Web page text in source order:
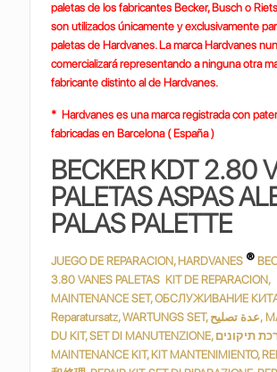
paletas de los fabricantes Becker, Busch o
son utilizados únicamente y exclusivamente
paletas de Hardvanes. La marca Hardvanes
comercializará representando a ninguna otra
fabricante distinto al de Hardvanes.
* Hardvanes es una marca registrada con
fabricadas en Barcelona ( España )
BECKER KDT 2.80
PALETAS ASPAS
PALAS PALETTE
JUEGO DE REPARACION, HARDVANES ®
3.80 VANES PALETAS KIT DE REPARACION,
MAINTENANCE SET, ОБСЛУЖИВАНИЕ
Reparatursatz, WARTUNGS SET, عدة تصليح, MAINTENANCE
DU KIT, SET DI MANUTENZIONE, ערכת תיקונים,
MAINTENANCE KIT, KIT MANTENIMIENTO,